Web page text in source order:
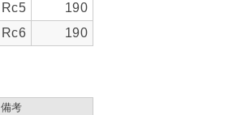
Rc5
190
Rc6 190
備考